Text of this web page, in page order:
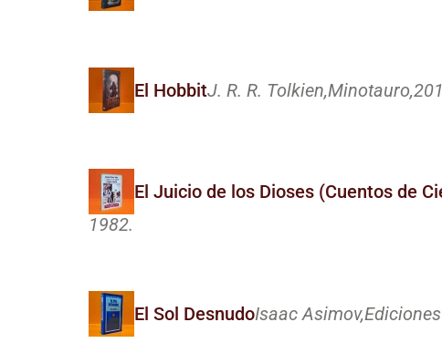
El HobbitJ. R. R. Tolkien,Minotauro,
El Juicio de los Dioses (Cuentos de
1982.
El Sol DesnudoIsaac Asimov,